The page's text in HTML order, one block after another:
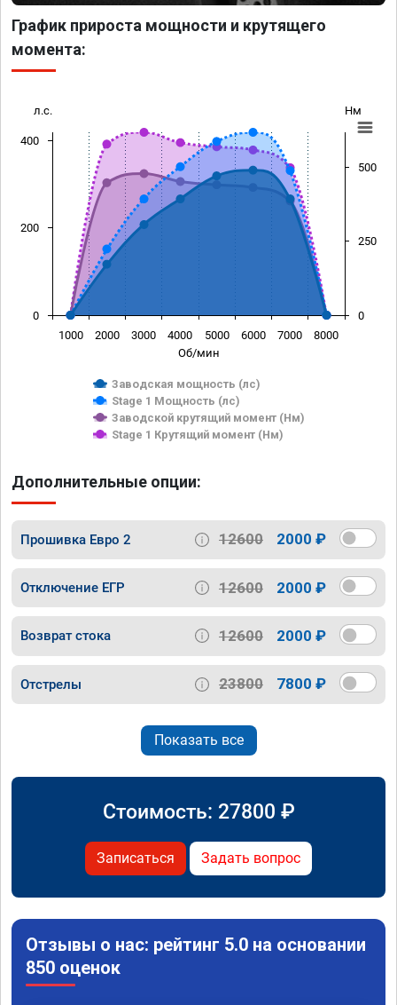
График прироста мощности и крутящего
момента:
Об/мин
л.с. Нм
Заводская мощность (лс)
Stage 1 Мощность (лс)
Заводской крутящий момент (Нм)
Stage 1 Крутящий момент (Нм)
1000 2000 3000 4000 5000 6000 7000 8000
0
200
400
0
250
500
Дополнительные опции:
Прошивка Евро 2 12600 2000 ₽
Отключение ЕГР 12600 2000 ₽
Возврат стока 12600 2000 ₽
Отстрелы 23800 7800 ₽
Показать все
Стоимость: 27800 ₽
Записаться Задать вопрос
Отзывы о нас: рейтинг 5.0 на основании
850 оценок